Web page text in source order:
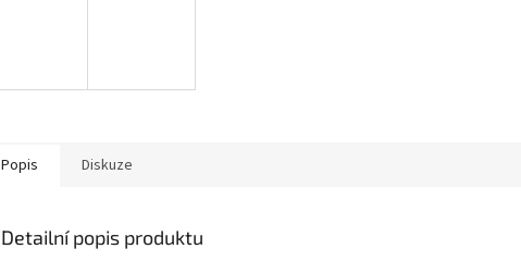
Popis Diskuze
Detailní popis produktu